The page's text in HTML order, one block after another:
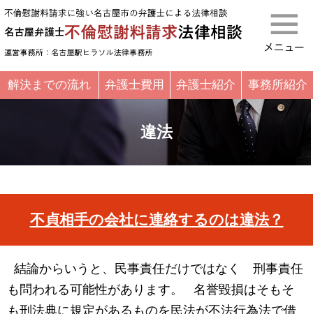
名古屋弁護
解決までの流れ 弁護士費用 弁護士紹介 事務所紹介
違法
不貞相手の会社に連絡するのは違法？
結論からいうと、民事責任だけではなく 刑事責任
も問われる可能性があります。 名誉毀損はそもそ
も刑法典に規定があるものを民法が不法行為法で借